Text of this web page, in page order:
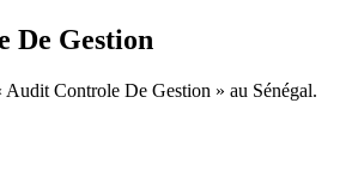
De Gestion
Audit Controle De Gestion » au Sénégal.